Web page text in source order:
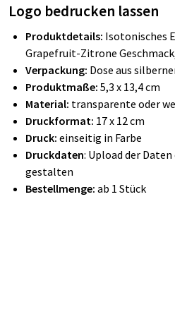
Logo bedrucken lassen
Produktdetails: Isotonisches
Grapefruit-Zitrone Geschmack
Verpackung: Dose aus
Produktmaße: 5,3 x 13,4 cm
Material: transparente oder
Druckformat: 17 x 12 cm
Druck: einseitig in Farbe
Druckdaten: Upload der
gestalten
Bestellmenge: ab 1 Stück